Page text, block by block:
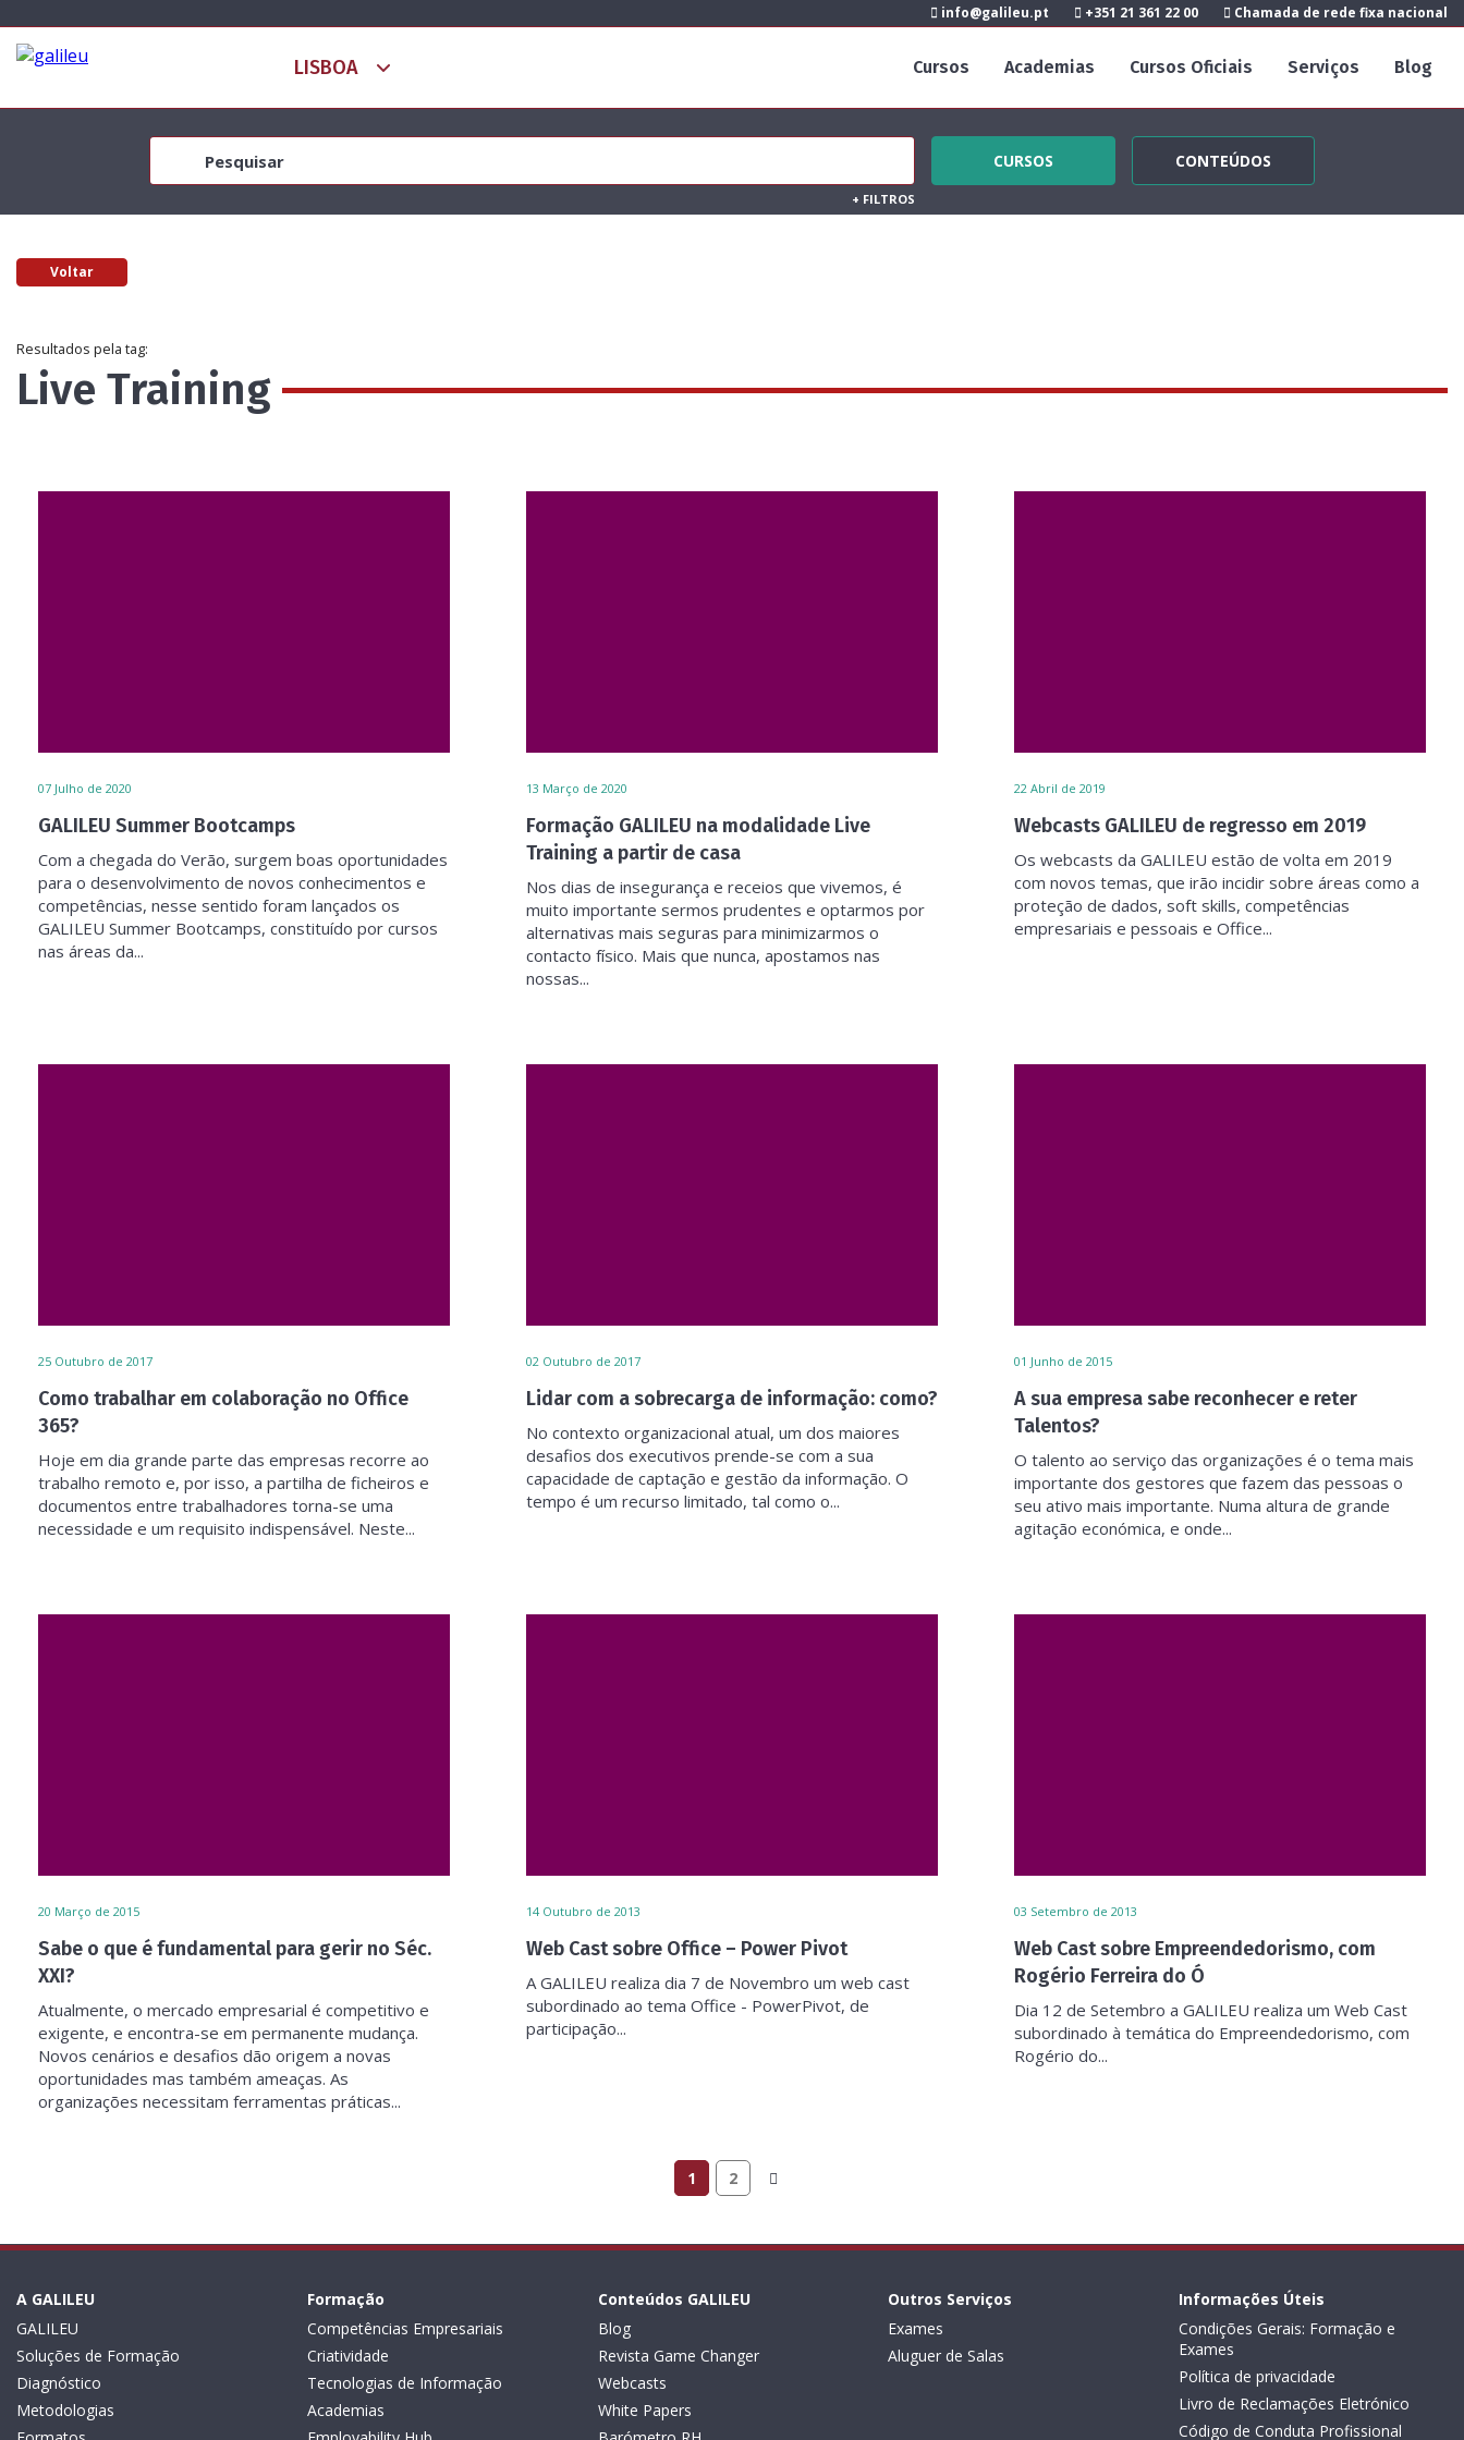
info@galileu.pt +351 21 361 22 00 Chamada de rede fixa nacional
Cursos Academias Cursos Oficiais Serviços Blog
CURSOS CONTEÚDOS
+ FILTROS
Voltar
Resultados pela tag:
Live Training
07 Julho de 2020
GALILEU Summer Bootcamps
Com a chegada do Verão, surgem boas oportunidades
para o desenvolvimento de novos conhecimentos e
competências, nesse sentido foram lançados os
GALILEU Summer Bootcamps, constituído por cursos
nas áreas da...
13 Março de 2020
Formação GALILEU na modalidade Live
Training a partir de casa
Nos dias de insegurança e receios que vivemos, é
muito importante sermos prudentes e optarmos por
alternativas mais seguras para minimizarmos o
contacto físico. Mais que nunca, apostamos nas
nossas...
22 Abril de 2019
Webcasts GALILEU de regresso em 2019
Os webcasts da GALILEU estão de volta em 2019
com novos temas, que irão incidir sobre áreas como a
proteção de dados, soft skills, competências
empresariais e pessoais e Office...
25 Outubro de 2017
Como trabalhar em colaboração no Office
365?
Hoje em dia grande parte das empresas recorre ao
trabalho remoto e, por isso, a partilha de ficheiros e
documentos entre trabalhadores torna-se uma
necessidade e um requisito indispensável. Neste...
02 Outubro de 2017
Lidar com a sobrecarga de informação: como?
No contexto organizacional atual, um dos maiores
desafios dos executivos prende-se com a sua
capacidade de captação e gestão da informação. O
tempo é um recurso limitado, tal como o...
01 Junho de 2015
A sua empresa sabe reconhecer e reter
Talentos?
O talento ao serviço das organizações é o tema mais
importante dos gestores que fazem das pessoas o
seu ativo mais importante. Numa altura de grande
agitação económica, e onde...
20 Março de 2015
Sabe o que é fundamental para gerir no Séc.
XXI?
Atualmente, o mercado empresarial é competitivo e
exigente, e encontra-se em permanente mudança.
Novos cenários e desafios dão origem a novas
oportunidades mas também ameaças. As
organizações necessitam ferramentas práticas...
14 Outubro de 2013
Web Cast sobre Office – Power Pivot
A GALILEU realiza dia 7 de Novembro um web cast
subordinado ao tema Office - PowerPivot, de
participação...
03 Setembro de 2013
Web Cast sobre Empreendedorismo, com
Rogério Ferreira do Ó
Dia 12 de Setembro a GALILEU realiza um Web Cast
subordinado à temática do Empreendedorismo, com
Rogério do...
1 2
A GALILEU
GALILEU
Soluções de Formação
Diagnóstico
Metodologias
Formação
Competências Empresariais
Criatividade
Tecnologias de Informação
Academias
Conteúdos GALILEU
Blog
Revista Game Changer
Webcasts
White Papers
Outros Serviços
Exames
Aluguer de Salas
Informações Úteis
Condições Gerais: Formação e
Exames
Política de privacidade
Livro de Reclamações Eletrónico
Código de Conduta Profissional